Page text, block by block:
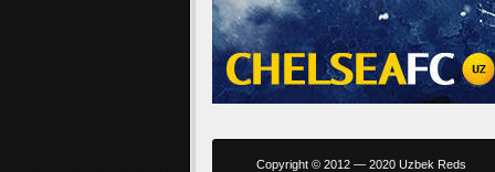
Copyright © 2012 — 2020 Uzbek Reds